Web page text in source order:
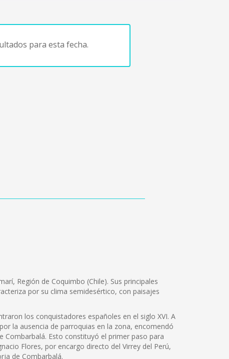
para esta fecha.
Región de Coquimbo (Chile). Sus principales
por su clima semidesértico, con paisajes
los conquistadores españoles en el siglo XVI. A
la ausencia de parroquias en la zona, encomendó
Combarbalá. Esto constituyó el primer paso para
Flores, por encargo directo del Virrey del Perú,
de Combarbalá.